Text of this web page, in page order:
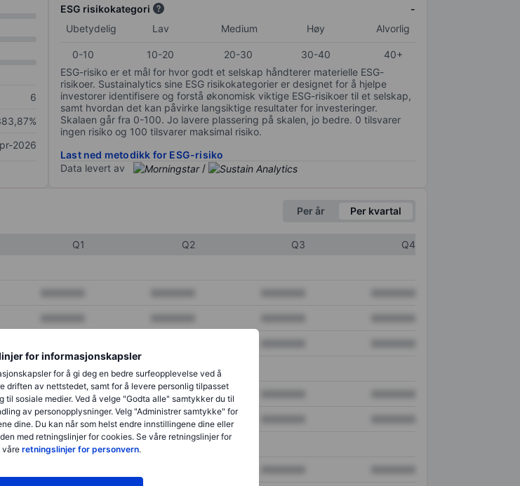
for informasjonskapsler
for å gi deg en bedre surfeopplevelse ved å
driften av nettstedet, samt for å levere personlig tilpasset
til sosiale medier. Ved å velge "Godta alle" samtykker du til
av personopplysninger. Velg "Administrer samtykke" for
dine. Du kan når som helst endre innstillingene dine eller
med retningslinjer for cookies. Se våre retningslinjer for
våreretningslinjer for personvern.
6
2026
ESG risikokategori
-
Ubetydelig
Lav Medium Høy Alvorlig
0-10 10-20 20-30 30-40
40+
ESG-risiko er et mål for hvor godt et selskap håndterer materielle ESG-
risikoer. Sustainalytics sine ESG risikokategorier er designet for å hjelpe
investorer identifisere og forstå økonomisk viktige ESG-risikoer til et selskap,
samt hvordan det kan påvirke langsiktige resultater for investeringer.
Skalaen går fra 0-100. Jo lavere plassering på skalen, jo bedre. 0 tilsvarer
ingen risiko og 100 tilsvarer maksimal risiko.
Last ned metodikk for ESG-risiko
Data levert av
/
Per år Per kvartal
Q1 Q2 Q3
Q4
XXXXXXX XXXXXXX
XXXXXXX XXXXXXX